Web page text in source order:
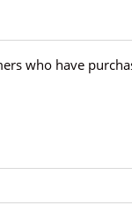
who have